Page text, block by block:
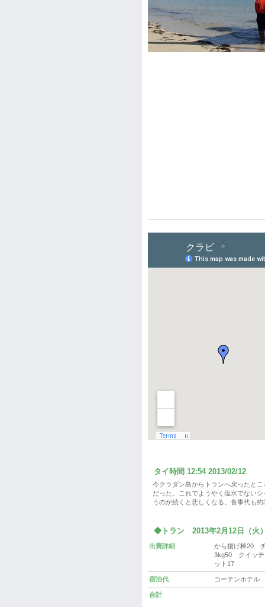
タイ時間 12:54 2013/02/12
今クラダン島からトランへ戻ったと
だった。これでようやく塩水でない
うのが続くと悲しくなる。食事代も
◆トラン 2013年2月12日（
出費詳細
から揚げ棒20
3kg50 クイッ
ット17
宿泊代 コーテンホテル
合計